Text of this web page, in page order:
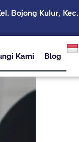
Bojong Kulur, Kec.
Kami Blog